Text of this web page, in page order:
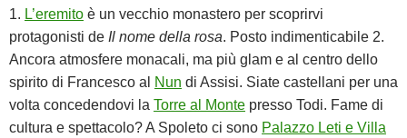
1. L’eremito è un vecchio monastero per scoprirvi
protagonisti de Il nome della rosa. Posto indimenticabile 2.
Ancora atmosfere monacali, ma più glam e al centro dello
spirito di Francesco al
Nun di Assisi. Siate castellani per una
volta concedendovi la Torre al Monte presso Todi. Fame di
cultura e spettacolo? A Spoleto ci sono Palazzo Leti e Villa